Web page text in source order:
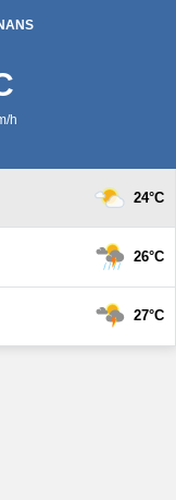
h
24°C
26°C
27°C